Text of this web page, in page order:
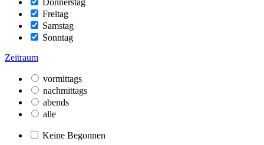
Freitag
Samstag
Sonntag
Zeitraum
vormittags
nachmittags
abends
alle
Keine Begonnen